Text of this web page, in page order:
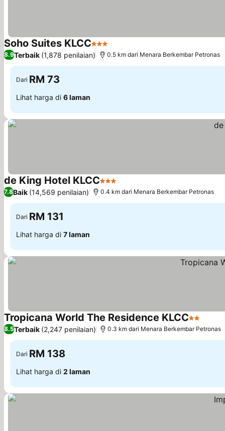
Soho Suites KLCC3 Bintang
8.9Terbaik (1,878 penilaian) 0.5 km dari Menara Berkembar Petronas
Dari RM 73
Lihat harga di 6 laman
de King Hotel KLCC3 Bintang
7.8Baik (14,569 penilaian) 0.4 km dari Menara Berkembar Petronas
Dari RM 131
Lihat harga di 7 laman
Tropicana World The Residence KLCC2 Bintang
8.5Terbaik (2,247 penilaian) 0.3 km dari Menara Berkembar Petronas
Dari RM 138
Lihat harga di 2 laman